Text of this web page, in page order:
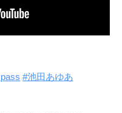
#池田あゆあ